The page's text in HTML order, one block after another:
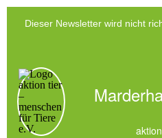
Dieser Newsletter wird nicht